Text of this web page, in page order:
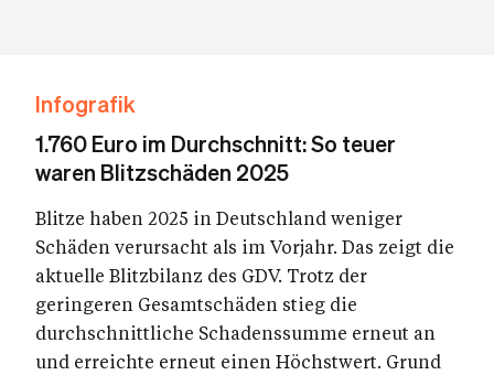
Infografik
1.760 Euro im Durchschnitt: So teuer
waren Blitzschäden 2025
Blitze haben 2025 in Deutschland weniger
Schäden verursacht als im Vorjahr. Das zeigt die
aktuelle Blitzbilanz des GDV. Trotz der
geringeren Gesamtschäden stieg die
durchschnittliche Schadenssumme erneut an
und erreichte erneut einen Höchstwert. Grund